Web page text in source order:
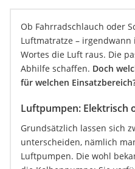
Ob Fahrradschlauch oder
Luftmatratze –
Wortes die Luft raus. Die
Abhilfe schaffen. Doch
für welchen
Luftpumpen: Elektrisch
Grundsätzlich lassen sich
unterscheiden, nämlich
Luftpumpen. Die wohl